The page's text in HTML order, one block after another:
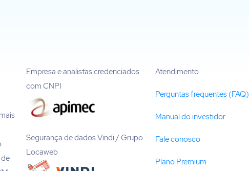
Empresa e analistas credenciados
com CNPI
Segurança de dados Vindi / Grupo
Locaweb
Atendimento
Perguntas frequentes (FAQ)
Manual do investidor
Fale conosco
Plano Premium